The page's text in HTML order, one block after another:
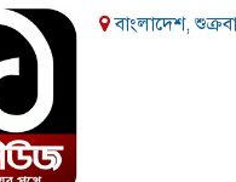
বাংলাদেশ,